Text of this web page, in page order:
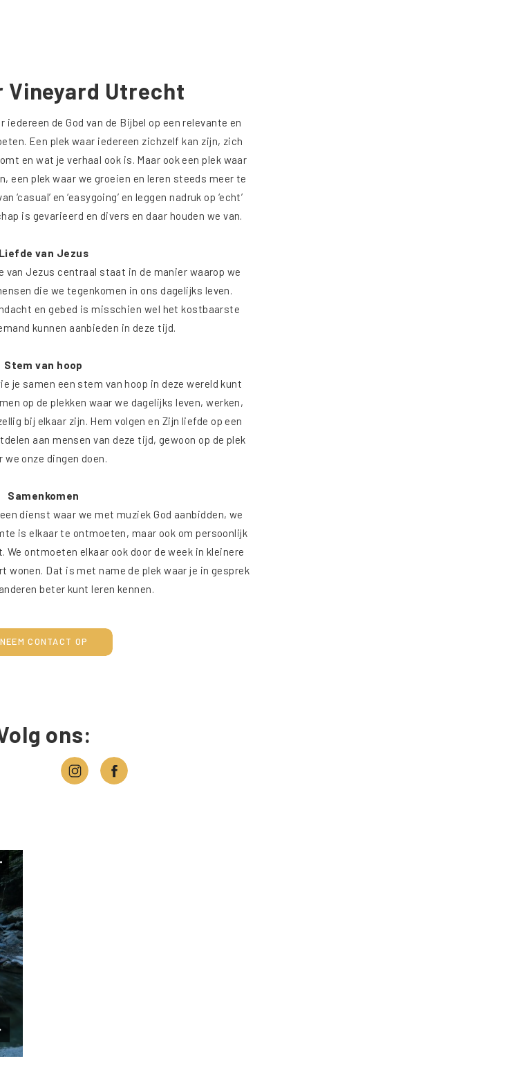
iedereen de God van de Bijbel op een relevante en
Een plek waar iedereen zichzelf kan zijn, zich
en wat je verhaal ook is. Maar ook een plek waar
een plek waar we groeien en leren steeds meer te
‘casual’ en ‘easygoing’ en leggen nadruk op ‘echt’
is gevarieerd en divers en daar houden we van.
Liefde van Jezus
van Jezus centraal staat in de manier waarop we
die we tegenkomen in ons dagelijks leven.
en gebed is misschien wel het kostbaarste
kunnen aanbieden in deze tijd.
Stem van hoop
je samen een stem van hoop in deze wereld kunt
op de plekken waar we dagelijks leven, werken,
bij elkaar zijn. Hem volgen en Zijn liefde op een
aan mensen van deze tijd, gewoon op de plek
we onze dingen doen.
Samenkomen
dienst waar we met muziek God aanbidden, we
is elkaar te ontmoeten, maar ook om persoonlijk
ontmoeten elkaar ook door de week in kleinere
wonen. Dat is met name de plek waar je in gesprek
beter kunt leren kennen.
NEEM CONTACT OP
Vineyard Utrecht
ons: